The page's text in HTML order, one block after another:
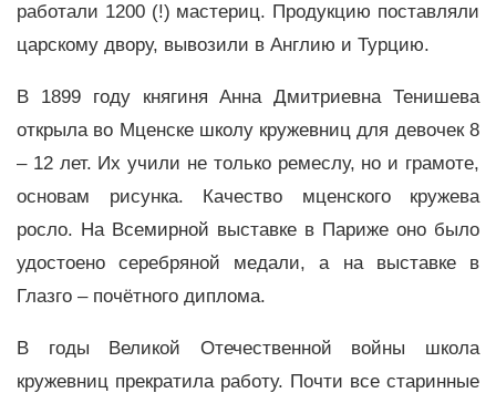
работали 1200 (!) мастериц. Продукцию поставляли
царскому двору, вывозили в Англию и Турцию.
В 1899 году княгиня Анна Дмитриевна Тенишева
открыла во Мценске школу кружевниц для девочек 8
– 12 лет. Их учили не только ремеслу, но и грамоте,
основам рисунка. Качество мценского кружева
росло. На Всемирной выставке в Париже оно было
удостоено серебряной медали, а на выставке в
Глазго – почётного диплома.
В годы Великой Отечественной войны школа
кружевниц прекратила работу. Почти все старинные